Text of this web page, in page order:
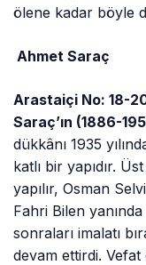
ölene kadar böyle
Ahmet Saraç
Arastaiçi No: 18-
Saraç’ın (1886-
dükkânı 1935
katlı bir yapıdır.
yapılır, Osman
Fahri Bilen yanında
sonraları imalatı
devam ettirdi.